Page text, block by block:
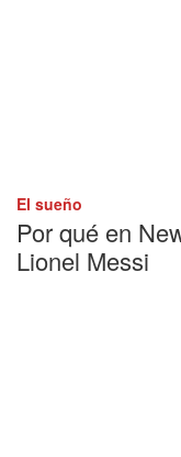
El sueño
Por qué en
Lionel Messi